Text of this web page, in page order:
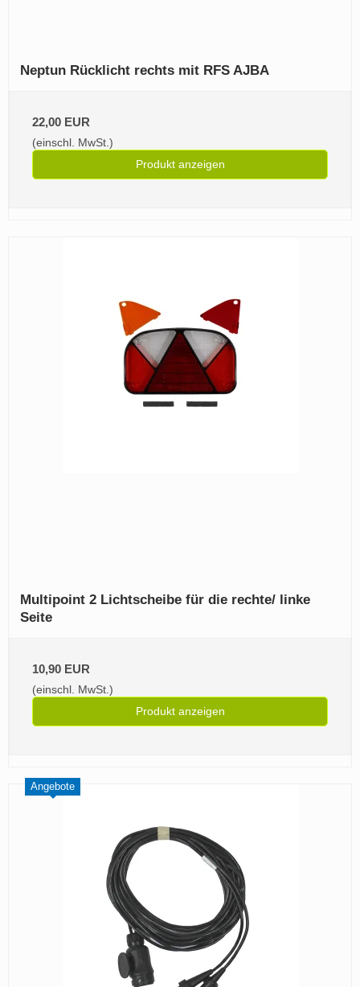
Neptun Rücklicht rechts mit RFS AJBA
22,00 EUR
(einschl. MwSt.)
Produkt anzeigen
Multipoint 2 Lichtscheibe für die rechte/ linke
Seite
10,90 EUR
(einschl. MwSt.)
Produkt anzeigen
Angebote